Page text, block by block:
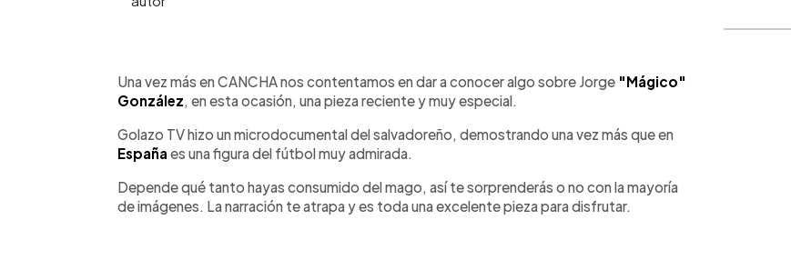
► Escuchar artículo
Una vez más en CANCHA nos contentamos en dar a conocer algo sobre Jorge "Mágico"
González, en esta ocasión, una pieza reciente y muy especial.
Golazo TV hizo un microdocumental del salvadoreño, demostrando una vez más que en
España es una figura del fútbol muy admirada.
Depende qué tanto hayas consumido del mago, así te sorprenderás o no con la mayoría
de imágenes. La narración te atrapa y es toda una excelente pieza para disfrutar.